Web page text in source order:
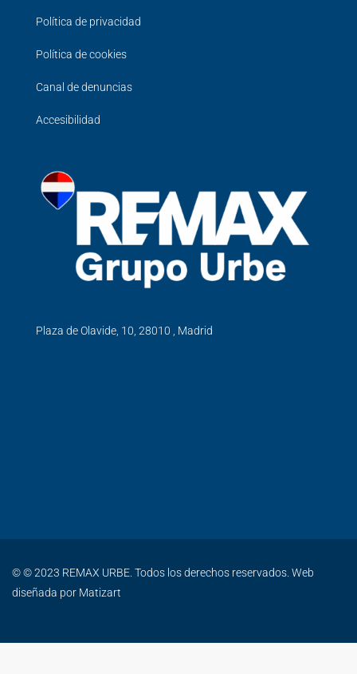
Política de privacidad
Política de cookies
Canal de denuncias
Accesibilidad
Plaza de Olavide, 10, 28010 , Madrid
© © 2023 REMAX URBE. Todos los derechos reservados. Web
diseñada por Matizart